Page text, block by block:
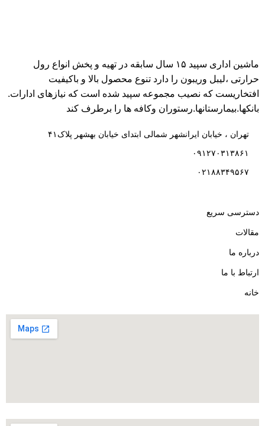
ماشین اداری سپید ۱۵ سال سابقه در تهیه و پخش انواع رول
حرارتی ،لیبل وریبون را دارد تنوع محصول بالا و باکیفیت
افتخاریست که نصیب مجموعه سپید شده است که نیازهای ادارات.
بانکها.بیمارستانها.رستوران و‌کافه ها را برطرف کند
تهران ، خیابان ایرانشهر شمالی ابتدای خیابان بهشهر پلاک۴۱
۰۹۱۲۷۰۳۱۳۸۶۱
۰۲۱۸۸۳۴۹۵۶۷
دسترسی سریع
مقالات
درباره ما
ارتباط با ما
خانه